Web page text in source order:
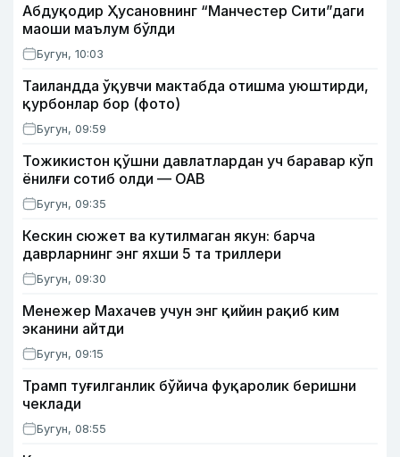
Абдуқодир Ҳусановнинг “Манчестер Сити”даги
маоши маълум бўлди
Бугун, 10:03
Таиландда ўқувчи мактабда отишма уюштирди,
қурбонлар бор (фото)
Бугун, 09:59
Тожикистон қўшни давлатлардан уч баравар кўп
ёнилғи сотиб олди — ОАВ
Бугун, 09:35
Кескин сюжет ва кутилмаган якун: барча
даврларнинг энг яхши 5 та триллери
Бугун, 09:30
Менежер Махачев учун энг қийин рақиб ким
эканини айтди
Бугун, 09:15
Трамп туғилганлик бўйича фуқаролик беришни
чеклади
Бугун, 08:55